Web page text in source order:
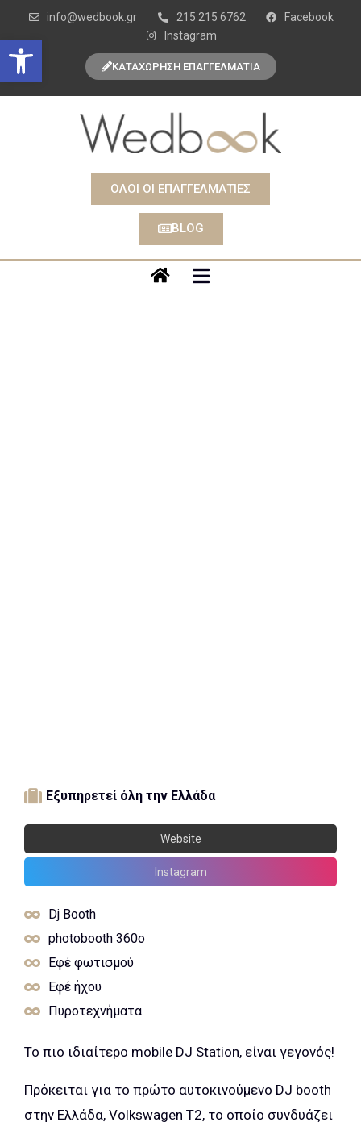
Open toolbar
info@wedbook.gr 215 215 6762
Facebook
Instagram
ΚΑΤΑΧΩΡΗΣΗ ΕΠΑΓΓΕΛΜΑΤΙΑ
ΟΛΟΙ ΟΙ ΕΠΑΓΓΕΛΜΑΤΙΕΣ
BLOG
Εξυπηρετεί όλη την Ελλάδα
Website
Instagram
Dj Booth
photobooth 360o
Εφέ φωτισμού
Εφέ ήχου
Πυροτεχνήματα
Το πιο ιδιαίτερο mobile DJ Station, είναι γεγονός!
Πρόκειται για το πρώτο αυτοκινούμενο DJ booth
στην Ελλάδα, Volkswagen T2, το οποίο συνδυάζει